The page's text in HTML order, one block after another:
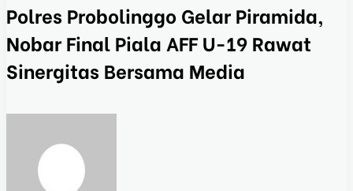
Polres Probolinggo Gelar Piramida,
Nobar Final Piala AFF U-19 Rawat
Sinergitas Bersama Media